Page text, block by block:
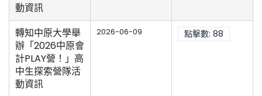
動資訊
轉知中原大學舉
辦「2026中原會
計PLAY營！」高
中生探索營隊活
動資訊
2026-06-09 點擊數: 88